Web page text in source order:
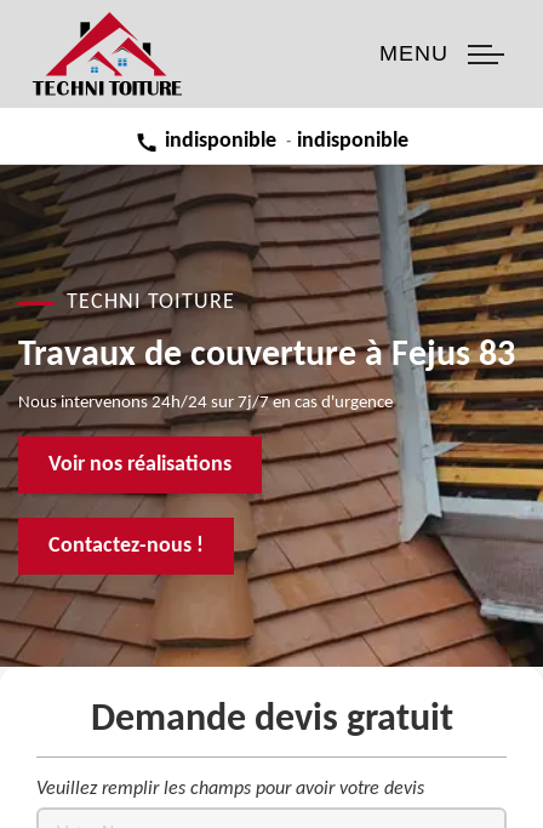
MENU
indisponible - indisponible
TECHNI TOITURE
Travaux de couverture à Fejus 83
Nous intervenons 24h/24 sur 7j/7 en cas d'urgence
Voir nos réalisations
Contactez-nous !
Demande devis gratuit
Veuillez remplir les champs pour avoir votre devis